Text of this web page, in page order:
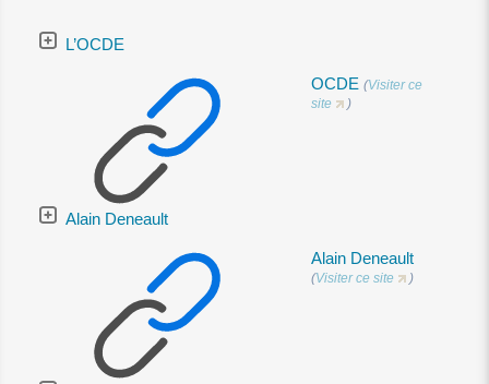
L’OCDE
OCDE (Visiter ce
site
)
Alain Deneault
Alain Deneault
(Visiter ce site )